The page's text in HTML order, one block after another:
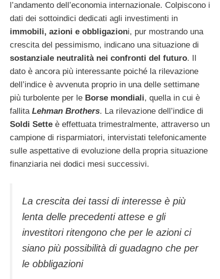
l’andamento dell’economia internazionale. Colpiscono i
dati dei sottoindici dedicati agli investimenti in
immobili, azioni e obbligazioni, pur mostrando una
crescita del pessimismo, indicano una situazione di
sostanziale neutralità nei confronti del futuro. Il
dato è ancora più interessante poiché la rilevazione
dell’indice è avvenuta proprio in una delle settimane
più turbolente per le Borse mondiali, quella in cui è
fallita Lehman Brothers. La rilevazione dell’indice di
Soldi Sette è effettuata trimestralmente, attraverso un
campione di risparmiatori, intervistati telefonicamente
sulle aspettative di evoluzione della propria situazione
finanziaria nei dodici mesi successivi.
La crescita dei tassi di interesse è più
lenta delle precedenti attese e gli
investitori ritengono che per le azioni ci
siano più possibilità di guadagno che per
le obbligazioni